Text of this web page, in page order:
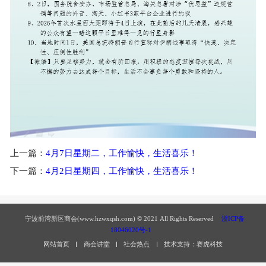
上一篇： 4月7日星期二，工作愉快，生活喜乐！
下一篇： 4月2日星期四，工作愉快，生活喜乐！
宁波前湾新区商会(www.hzwxqsh.com) © 2021 All Rights Reserved
浙ICP备
18046020号-1
网站首页
商会讲堂 社会热点 技术支持：赛虎科技